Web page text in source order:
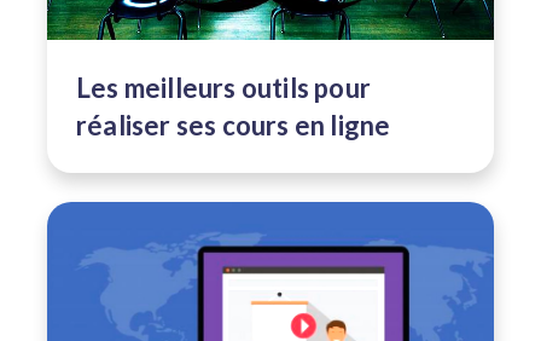
Les meilleurs outils pour
réaliser ses cours en ligne